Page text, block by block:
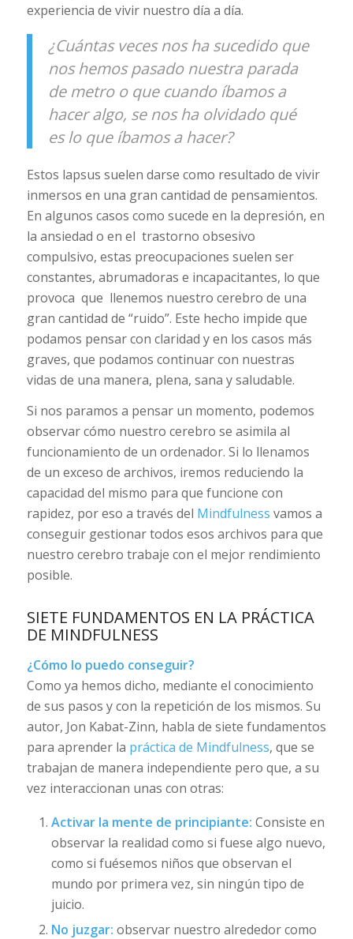
experiencia de vivir nuestro día a día.
¿Cuántas veces nos ha sucedido que
nos hemos pasado nuestra parada
de metro o que cuando íbamos a
hacer algo, se nos ha olvidado qué
es lo que íbamos a hacer?
Estos lapsus suelen darse como resultado de vivir
inmersos en una gran cantidad de pensamientos.
En algunos casos como sucede en la depresión, en
la ansiedad o en el trastorno obsesivo
compulsivo, estas preocupaciones suelen ser
constantes, abrumadoras e incapacitantes, lo que
provoca que llenemos nuestro cerebro de una
gran cantidad de “ruido”. Este hecho impide que
podamos pensar con claridad y en los casos más
graves, que podamos continuar con nuestras
vidas de una manera, plena, sana y saludable.
Si nos paramos a pensar un momento, podemos
observar cómo nuestro cerebro se asimila al
funcionamiento de un ordenador. Si lo llenamos
de un exceso de archivos, iremos reduciendo la
capacidad del mismo para que funcione con
rapidez, por eso a través del Mindfulness vamos a
conseguir gestionar todos esos archivos para que
nuestro cerebro trabaje con el mejor rendimiento
posible.
SIETE FUNDAMENTOS EN LA PRÁCTICA
DE MINDFULNESS
¿Cómo lo puedo conseguir?
Como ya hemos dicho, mediante el conocimiento
de sus pasos y con la repetición de los mismos. Su
autor, Jon Kabat-Zinn, habla de siete fundamentos
para aprender la práctica de Mindfulness, que se
trabajan de manera independiente pero que, a su
vez interaccionan unas con otras:
Activar la mente de principiante: Consiste en
observar la realidad como si fuese algo nuevo,
como si fuésemos niños que observan el
mundo por primera vez, sin ningún tipo de
juicio.
No juzgar: observar nuestro alrededor como